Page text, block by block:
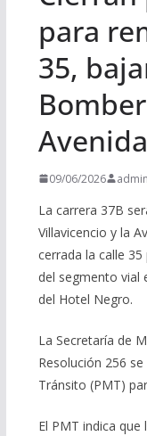
para
35,
09/06/2026 admin
La carrera 37B
Villavicencio y la
cerrada la calle
del segmento vial
del Hotel Negro.
La Secretaría de
Resolución 256
Tránsito (PMT)
El PMT indica